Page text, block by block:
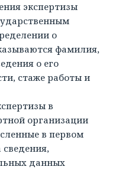
экспертизы
о
фамилия,
о его
стаже работы и
в
организации
в первом
сведения,
данных